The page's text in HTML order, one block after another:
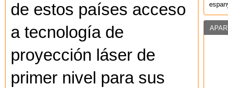
de estos países acceso
a tecnología de
proyección láser de
primer nivel para sus